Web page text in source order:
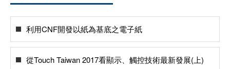
利用CNF開發以紙為基底之電子紙
從Touch Taiwan 2017看顯示、觸控技術最新發展(上)